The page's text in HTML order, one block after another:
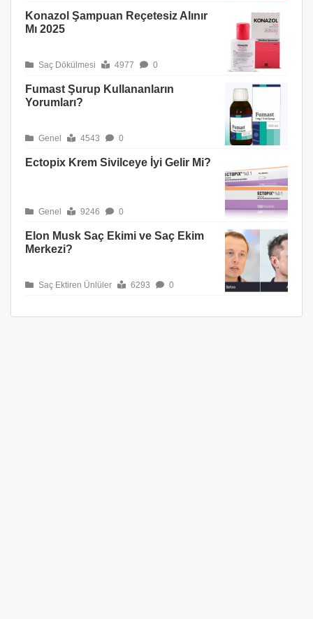
Konazol Şampuan Reçetesiz Alınır
Mı 2025
Saç Dökülmesi 4977 0
Fumast Şurup Kullananların
Yorumları?
Genel 4543 0
Ectopix Krem Sivilceye İyi Gelir Mi?
Genel 9246 0
Elon Musk Saç Ekimi ve Saç Ekim
Merkezi?
Saç Ektiren Ünlüler 6293 0